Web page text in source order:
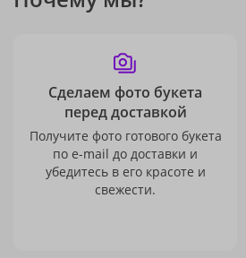
Сделаем фото букета
перед доставкой
Получите фото готового букета
по e-mail до доставки и
убедитесь в его красоте и
свежести.